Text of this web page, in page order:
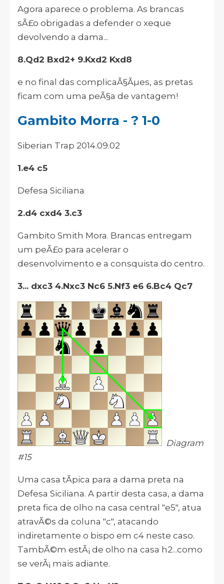
Agora aparece o problema. As brancas
sÃ£o obrigadas a defender o xeque
devolvendo a dama...
8.Qd2 Bxd2+ 9.Kxd2 Kxd8
e no final das complicaÃ§Ãµes, as pretas
ficam com uma peÃ§a de vantagem!
Gambito Morra - ? 1-0
Siberian Trap 2014.09.02
1.e4 c5
Defesa Siciliana
2.d4 cxd4 3.c3
Gambito Smith Mora. Brancas entregam
um peÃ£o para acelerar o
desenvolvimento e a consquista do centro.
3... dxc3 4.Nxc3 Nc6 5.Nf3 e6 6.Bc4 Qc7
Diagram
#15
Uma casa tÃ­pica para a dama preta na
Defesa Siciliana. A partir desta casa, a dama
preta fica de olho na casa central "e5", atua
atravÃ©s da coluna "c", atacando
indiretamente o bispo em c4 neste caso.
TambÃ©m estÃ¡ de olho na casa h2...como
se verÃ¡ mais adiante.